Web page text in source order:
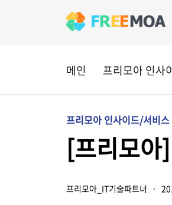
메인 프리모아 인사
프리모아 인사이드/서비
[프리모아
프리모아_IT기술파트너 ·